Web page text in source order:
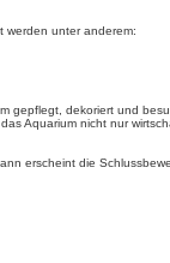
werden unter anderem:
gepflegt, dekoriert und
Aquarium nicht nur
erscheint die